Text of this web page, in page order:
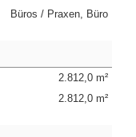
Büros / Praxen, Büro
2.812,0 m²
2.812,0 m²